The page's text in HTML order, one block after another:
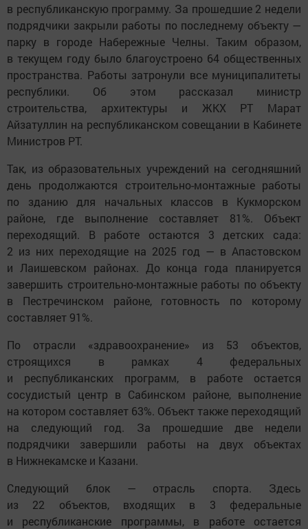
в республиканскую программу. За прошедшие 2 недели
подрядчики закрыли работы по последнему объекту —
парку в городе Набережные Челны. Таким образом,
в текущем году было благоустроено 64 общественных
пространства. Работы затронули все муниципалитеты
республики. Об этом рассказал министр
строительства, архитектуры и ЖКХ РТ Марат
Айзатуллин на республиканском совещании в Кабинете
Министров РТ.
Так, из образовательных учреждений на сегодняшний
день продолжаются строительно-монтажные работы
по зданию для начальных классов в Кукморском
районе, где выполнение составляет 81%. Объект
переходящий. В работе остаются 3 детских сада:
2 из них переходящие на 2025 год — в Апастовском
и Лаишевском районах. До конца года планируется
завершить строительно-монтажные работы по объекту
в Пестречинском районе, готовность по которому
составляет 91%.
По отрасли «здравоохранение» из 53 объектов,
строящихся в рамках 4 федеральных
и республиканских программ, в работе остается
сосудистый центр в Сабинском районе, выполнение
на котором составляет 63%. Объект также переходящий
на следующий год. За прошедшие две недели
подрядчики завершили работы на двух объектах
в Нижнекамске и Казани.
Следующий блок — отрасль спорта. Здесь
из 22 объектов, входящих в 3 федеральные
и республиканские программы, в работе остается